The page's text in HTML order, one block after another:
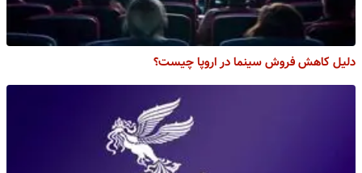
کاهش فروش سینما در اروپا چیست؟